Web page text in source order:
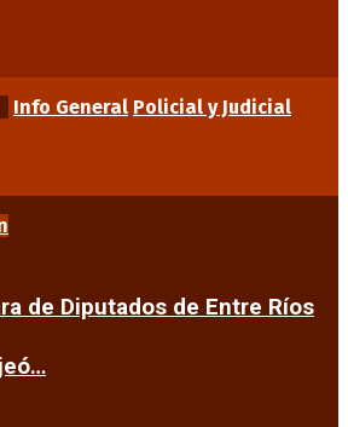
Info General Policial y Judicial
de Diputados de Entre Ríos